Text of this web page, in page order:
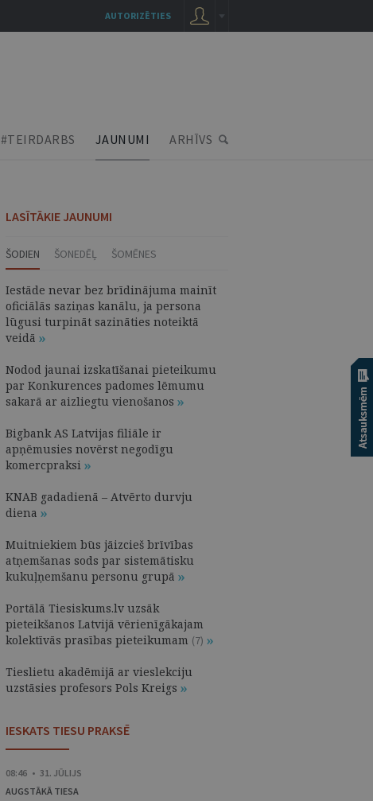
#TEIRDARBS JAUNUMI ARHĪVS
LASĪTĀKIE JAUNUMI
ŠODIEN ŠONEDĒĻ ŠOMĒNES
Iestāde nevar bez brīdinājuma mainīt
oficiālās saziņas kanālu, ja persona
lūgusi turpināt sazināties noteiktā
veidā
Nodod jaunai izskatīšanai pieteikumu
par Konkurences padomes lēmumu
sakarā ar aizliegtu vienošanos
Bigbank AS Latvijas filiāle ir
apņēmusies novērst negodīgu
komercpraksi
KNAB gadadienā – Atvērto durvju
diena
Muitniekiem būs jāizcieš brīvības
atņemšanas sods par sistemātisku
kukuļņemšanu personu grupā
Portālā Tiesiskums.lv uzsāk
pieteikšanos Latvijā vērienīgākajam
kolektīvās prasības pieteikumam (7)
Tieslietu akadēmijā ar vieslekciju
uzstāsies profesors Pols Kreigs
IESKATS TIESU PRAKSĒ
08:46 • 31. JŪLIJS
AUGSTĀKĀ TIESA
AUTORIZĒTIES